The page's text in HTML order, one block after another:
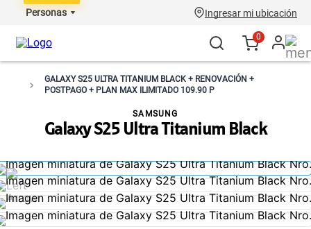
Personas Ingresar mi ubicación
0
GALAXY S25 ULTRA TITANIUM BLACK + RENOVACIÓN +
POSTPAGO + PLAN MAX ILIMITADO 109.90 P
Galaxy S25 Ultra Titanium Black
SAMSUNG